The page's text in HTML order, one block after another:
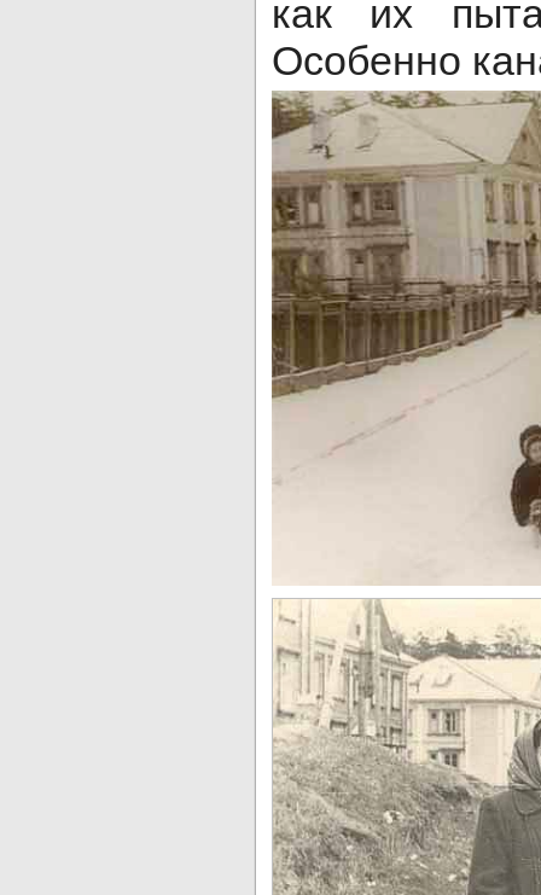
как их
Особенно